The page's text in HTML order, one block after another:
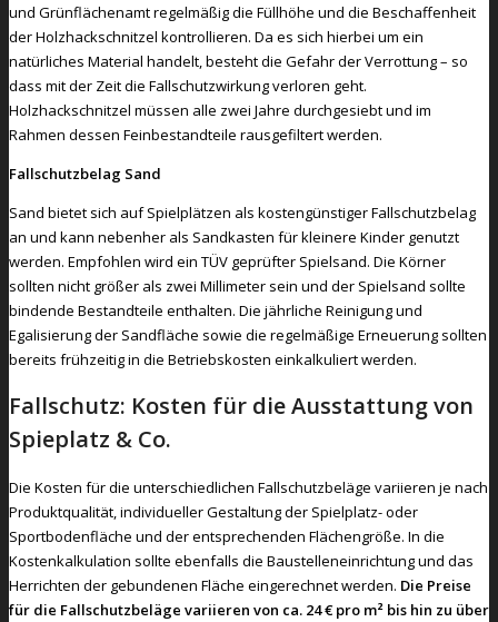
und Grünflächenamt regelmäßig die Füllhöhe und die Beschaffenheit
der Holzhackschnitzel kontrollieren. Da es sich hierbei um ein
natürliches Material handelt, besteht die Gefahr der Verrottung – so
dass mit der Zeit die Fallschutzwirkung verloren geht.
Holzhackschnitzel müssen alle zwei Jahre durchgesiebt und im
Rahmen dessen Feinbestandteile rausgefiltert werden.
Fallschutzbelag Sand
Sand bietet sich auf Spielplätzen als kostengünstiger Fallschutzbelag
an und kann nebenher als Sandkasten für kleinere Kinder genutzt
werden. Empfohlen wird ein TÜV geprüfter Spielsand. Die Körner
sollten nicht größer als zwei Millimeter sein und der Spielsand sollte
bindende Bestandteile enthalten. Die jährliche Reinigung und
Egalisierung der Sandfläche sowie die regelmäßige Erneuerung sollten
bereits frühzeitig in die Betriebskosten einkalkuliert werden.
Fallschutz: Kosten für die Ausstattung von
Spieplatz & Co.
Die Kosten für die unterschiedlichen Fallschutzbeläge variieren je nach
Produktqualität, individueller Gestaltung der Spielplatz- oder
Sportbodenfläche und der entsprechenden Flächengröße. In die
Kostenkalkulation sollte ebenfalls die Baustelleneinrichtung und das
Herrichten der gebundenen Fläche eingerechnet werden. Die Preise
für die Fallschutzbeläge variieren von ca. 24 € pro m² bis hin zu über